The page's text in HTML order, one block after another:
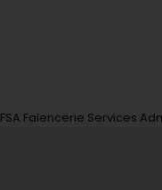
FSA Faïencerie Services